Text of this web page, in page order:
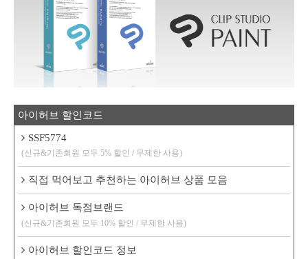
아이허브 할인코드
SSF5774
(신규&기존회원 모두 5% 할인 / 무제한 사용)
직접 먹어보고 추천하는 아이허브 상품 모음
아이허브 독점브랜드
(신규&기존회원 모두 10% 할인 / 무제한 사용)
아이허브 할인코드 정보